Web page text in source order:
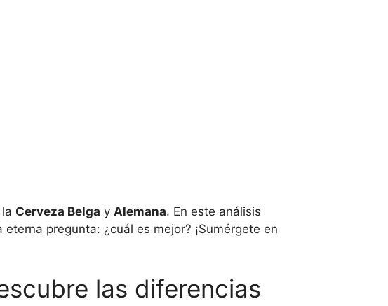
Cerveza Belga y Alemana. En este análisis
pregunta: ¿cuál es mejor? ¡Sumérgete en
las diferencias